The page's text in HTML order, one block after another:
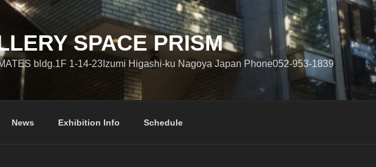
SPACE PRISM
bldg.1F 1-14-23Izumi Higashi-ku Nagoya Japan Phone052-953-1839
News Exhibition Info Schedule